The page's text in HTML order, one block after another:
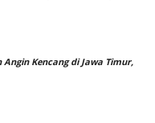
Angin Kencang di Jawa Timur,